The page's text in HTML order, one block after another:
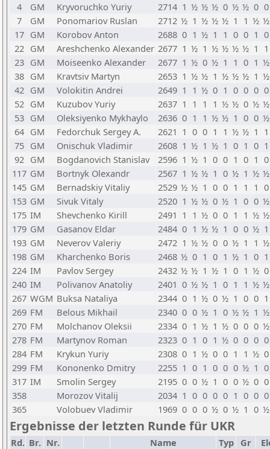
4
GM Kryvoruchko Yuriy 2714 1 ½ ½ ½ 0 ½ ½ 0 0
7
GM Ponomariov Ruslan 2712 ½ 1 ½ ½ ½ 1 1 ½ ½
17 GM Korobov Anton 2688 0 1 ½ 1 1 0 0 1 0
22 GM Areshchenko Alexander 2677 1 ½ 1 ½ ½ ½ ½ 1 1
23 GM Moiseenko Alexander 2677 1 ½ 0 ½ 1 1 0 1 ½
38 GM Kravtsiv Martyn 2653 1 ½ ½ 1 ½ ½ ½ 1 ½
42 GM Volokitin Andrei 2649 1 1 ½ 0 1 0 0 0 0
52 GM Kuzubov Yuriy 2637 1 1 1 1 ½ ½ 0 ½ ½
53 GM Oleksiyenko Mykhaylo 2636 0 1 1 ½ ½ 1 0 0 ½
64 GM Fedorchuk Sergey A. 2621 1 0 0 1 1 ½ ½ 1 1
75 GM Onischuk Vladimir 2608 1 ½ 1 ½ 1 0 1 0 1
92 GM Bogdanovich Stanislav 2596 1 ½ 1 0 0 1 0 1 0
117 GM Bortnyk Olexandr 2567 1 ½ ½ 1 0 ½ 1 ½ ½
145 GM Bernadskiy Vitaliy 2529 ½ ½ 1 0 0 1 1 1 0
153 GM Sivuk Vitaly 2520 1 ½ ½ 0 ½ 1 0 0 ½
175 IM Shevchenko Kirill 2491 1 1 ½ 0 0 1 1 ½ ½
179 GM Gasanov Eldar 2484 0 1 ½ ½ 1 0 0 ½ 1
193 GM Neverov Valeriy 2472 1 ½ ½ 0 0 ½ 1 1 ½
198 GM Kharchenko Boris 2468 ½ 0 1 0 1 ½ 1 0 1
224 IM Pavlov Sergey 2432 ½ ½ 1 ½ 1 0 1 ½ 0
240 IM Polivanov Anatoliy 2401 0 ½ ½ 1 0 1 1 ½ ½
267 WGM Buksa Nataliya 2344 0 1 ½ 0 ½ 1 0 0 1
269 FM Belous Mikhail 2340 0 0 ½ 1 0 ½ ½ 1 ½
270 FM Molchanov Oleksii 2334 0 1 ½ 1 ½ 0 0 0 ½
278 FM Martynov Roman 2323 0 1 0 1 ½ 0 0 0 0
284 FM Krykun Yuriy 2308 0 1 ½ 0 0 1 1 ½ 0
299 FM Kononenko Dmitry 2255 1 0 1 0 0 0 ½ 1 0
317 IM Smolin Sergey 2195 0 0 ½ 1 0 0 ½ 0 0
358
Morozov Vitalij 2034 1 0 0 0 0 1 0 0 0
365
Volobuev Vladimir 1969 0 0 0 ½ 0 ½ 1 0 ½
Ergebnisse der letzten Runde für UKR
Rd. Br. Nr. Name Typ Gr